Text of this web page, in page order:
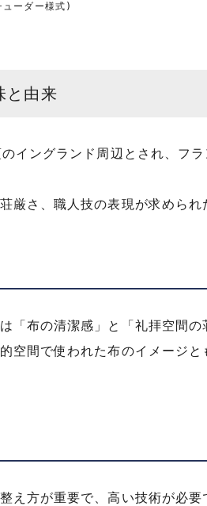
ーダー様式)
と由来
イングランド周辺とされ、フ
厳さ、職人技の表現が求められ
「布の清潔感」と「礼拝空間
空間で使われた布のイメージ
え方が重要で、高い技術が必要